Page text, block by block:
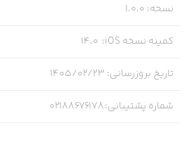
نسخه:
1.0.0
کمینه نسخه iOS :
14.0
تاریخ بروزرسانی: ۱۴۰۵/۰۲/۲۳
شماره پشتیبانی:
02188676178